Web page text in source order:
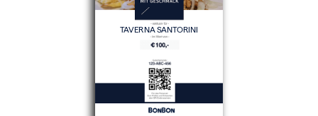
Frohe Weihnachten
Regionale Gutscheine
Hamburg
München
Frankfurt
Köln
TAVERNA SANTORINI